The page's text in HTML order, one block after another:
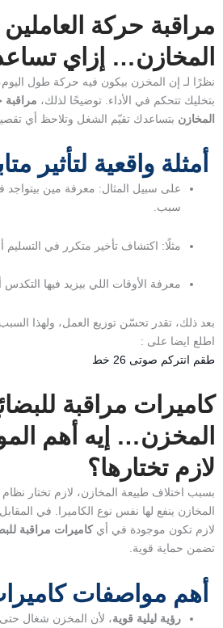
مراقبة حركة
المخازن… إزاي
نظرًا لـ إن المخزن بيكون فيه حركة طول
بتخليك تتحكم في الأداء. توضيحًا لذلك، مراقبة
المخازن بتساعدك تقيّم الشغل وتلاحظ أي
أمثلة واقعية لتأثير
على سبيل المثال: معرفة مين
سبب.
مثلًا: اكتشاف تأخير متكرر في التسليم
معرفة الأوقات اللي بيزيد فيها التكدس
بعد ذلك، تقدر تحسّن توزيع العمل، ولهذا السبب
اطلع ايضا على :
طقم انتركم صوتى 26 خط
كاميرات مراقبة
المخزن… إيه أهم
لازم تختارها؟
بسبب اختلاف طبيعة المخازن، لازم تختار
المخازن ينفع لها نفس نوع الكاميرا. في
لازم تكون موجودة في أيكاميرات مراقبة
تضمن حماية قوية.
أهم مواصفات
رؤية ليلية قوية، لأن المخزن شغال